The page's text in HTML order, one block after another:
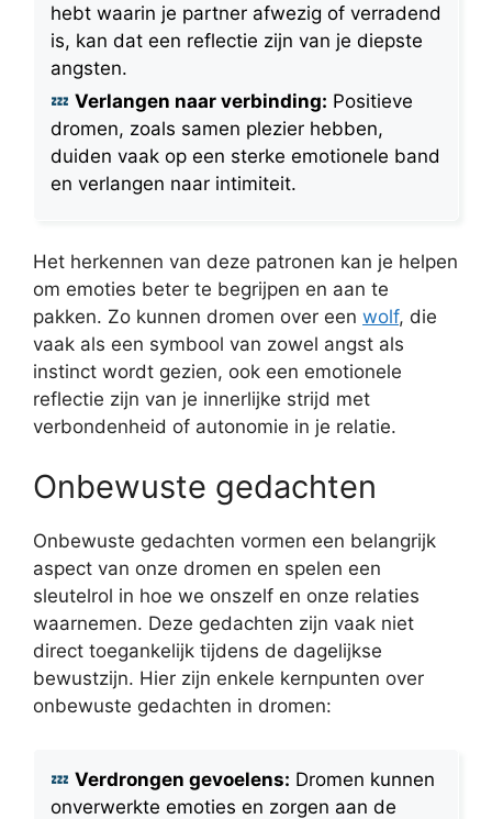
hebt waarin je partner afwezig of verradend
is, kan dat een reflectie zijn van je diepste
angsten.
Verlangen naar verbinding: Positieve
dromen, zoals samen plezier hebben,
duiden vaak op een sterke emotionele band
en verlangen naar intimiteit.
Het herkennen van deze patronen kan je helpen
om emoties beter te begrijpen en aan te
pakken. Zo kunnen dromen over een wolf, die
vaak als een symbool van zowel angst als
instinct wordt gezien, ook een emotionele
reflectie zijn van je innerlijke strijd met
verbondenheid of autonomie in je relatie.
Onbewuste gedachten
Onbewuste gedachten vormen een belangrijk
aspect van onze dromen en spelen een
sleutelrol in hoe we onszelf en onze relaties
waarnemen. Deze gedachten zijn vaak niet
direct toegankelijk tijdens de dagelijkse
bewustzijn. Hier zijn enkele kernpunten over
onbewuste gedachten in dromen:
Verdrongen gevoelens: Dromen kunnen
onverwerkte emoties en zorgen aan de